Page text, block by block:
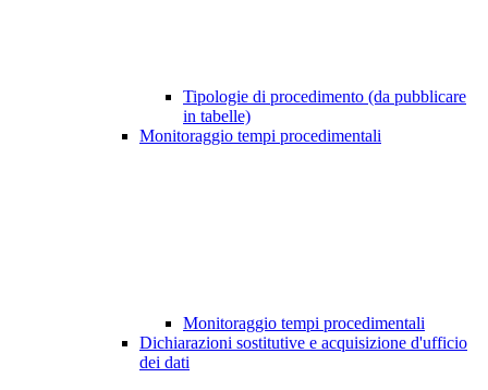
Tipologie di procedimento (da pubblicare
in tabelle)
Monitoraggio tempi procedimentali
Monitoraggio tempi procedimentali
Dichiarazioni sostitutive e acquisizione d'ufficio
dei dati